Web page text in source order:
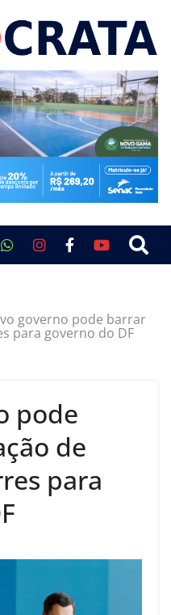
governo pode barrar
para governo do DF
pode
de
para